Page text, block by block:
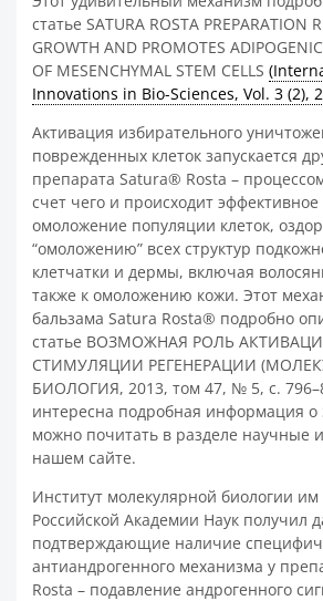
статье SATURA ROSTA PREPARATION
GROWTH AND PROMOTES
OF MESENCHYMAL STEM CELLS
Innovations in Bio-Sciences, Vol. 3 (2),
Активация избирательного
поврежденных клеток запускается
препарата Satura® Rosta –
счет чего и происходит
омоложение популяции клеток,
“омоложению” всех структур
клетчатки и дермы, включая
также к омоложению кожи. Этот
бальзама Satura Rosta® подробно
статье ВОЗМОЖНАЯ РОЛЬ
СТИМУЛЯЦИИ РЕГЕНЕРАЦИИ
БИОЛОГИЯ, 2013, том 47, № 5, с.
интересна подробная информация о
можно почитать в разделе научные
нашем сайте.
Институт молекулярной биологии им
Российской Академии Наук получил
подтверждающие наличие
антиандрогенного механизма у
Rosta – подавление андрогенного